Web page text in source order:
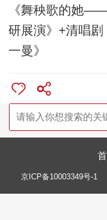
《舞秧歌的她
研展演》+清唱
一曼》
京ICP备10003349号-1